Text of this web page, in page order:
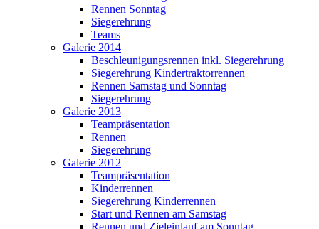
Rennen Sonntag
Siegerehrung
Teams
Galerie 2014
Beschleunigungsrennen inkl. Siegerehrung
Siegerehrung Kindertraktorrennen
Rennen Samstag und Sonntag
Siegerehrung
Galerie 2013
Teampräsentation
Rennen
Siegerehrung
Galerie 2012
Teampräsentation
Kinderrennen
Siegerehrung Kinderrennen
Start und Rennen am Samstag
Rennen und Zieleinlauf am Sonntag